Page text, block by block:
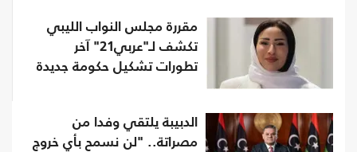
مقررة مجلس النواب الليبي
تكشف لـ"عربي21" آخر
تطورات تشكيل حكومة جديدة
الدبيبة يلتقي وفدا من
مصراتة.. "لن نسمح بأي خروج